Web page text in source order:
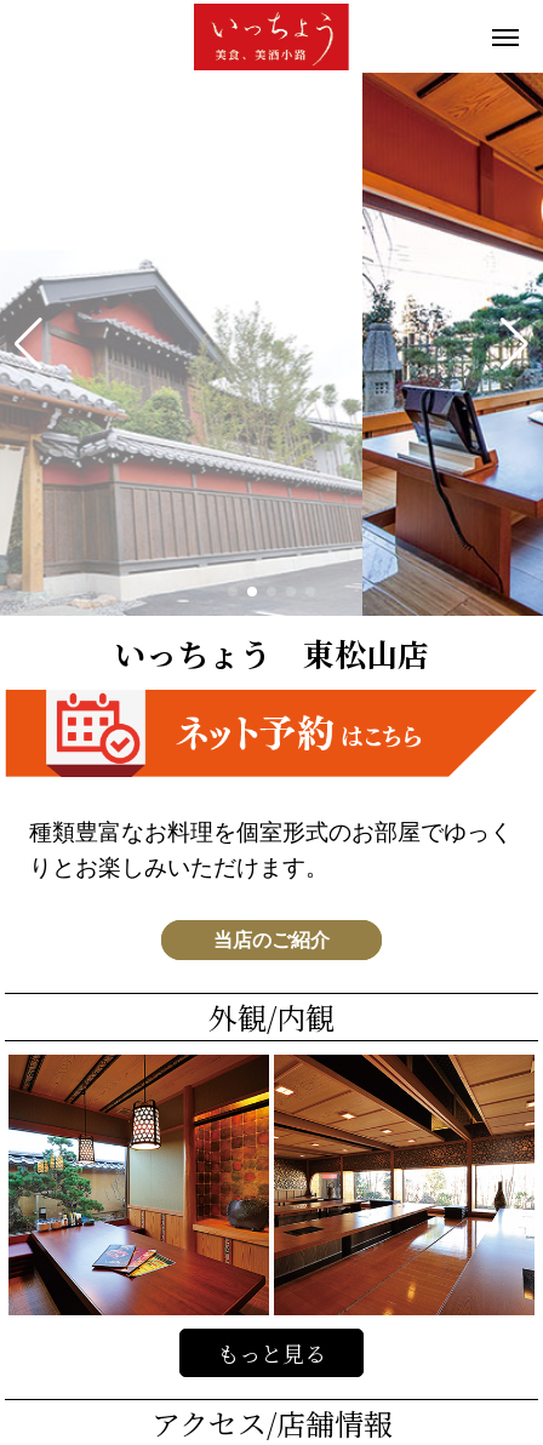
いっちょう 東松山店
種類豊富なお料理を個室形式のお部屋でゆっく
りとお楽しみいただけます。
当店のご紹介
外観/内観
もっと見る
アクセス/店舗情報